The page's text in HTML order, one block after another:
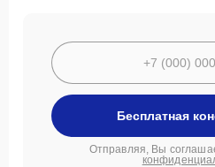
Бесплатная
Отправляя, Вы